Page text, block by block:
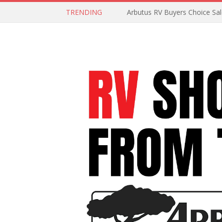
TRENDING Arbutus RV Buyers Choice